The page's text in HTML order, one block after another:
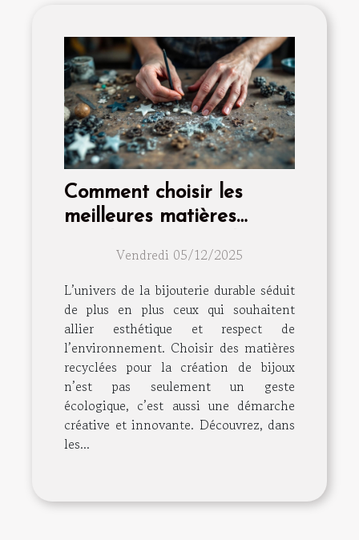
Comment choisir les
meilleures matières
Vendredi 05/12/2025
L’univers de la bijouterie durable séduit
de plus en plus ceux qui souhaitent
allier esthétique et respect de
l’environnement. Choisir des matières
recyclées pour la création de bijoux
n’est pas seulement un geste
écologique, c’est aussi une démarche
créative et innovante. Découvrez, dans
les...